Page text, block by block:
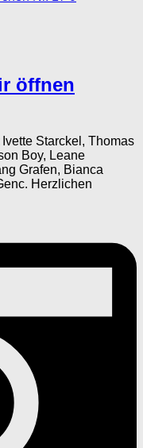
öffnen
Starckel, Thomas
Boy, Leane
Grafen, Bianca
Herzlichen